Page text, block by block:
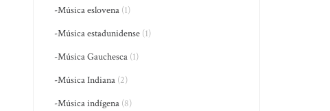
-Música eslovena (1)
-Música estadunidense (1)
-Música Gauchesca (1)
-Música Indiana (2)
-Música indígena (8)